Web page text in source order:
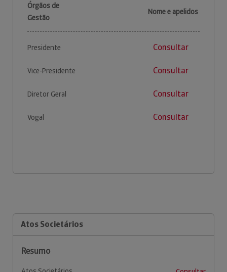
Órgãos de
Gestão
Nome e apelidos
Presidente Consultar
Vice-Presidente Consultar
Diretor Geral Consultar
Vogal Consultar
Atos Societários
Resumo